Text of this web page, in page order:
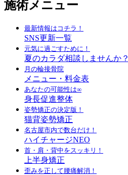
施術メニュー
最新情報はコチラ！
SNS更新一覧
元気に過ごすために！
夏のカラダ相談しませんか？
月の輪接骨院
メニュー・料金表
あなたの可能性は∞
身長促進整体
姿勢矯正の決定版！
猫背姿勢矯正
名古屋市内で数台だけ！
ハイチャージNEO
首・肩・背中をスッキリ！
上半身矯正
歪みを正して腰痛解消！